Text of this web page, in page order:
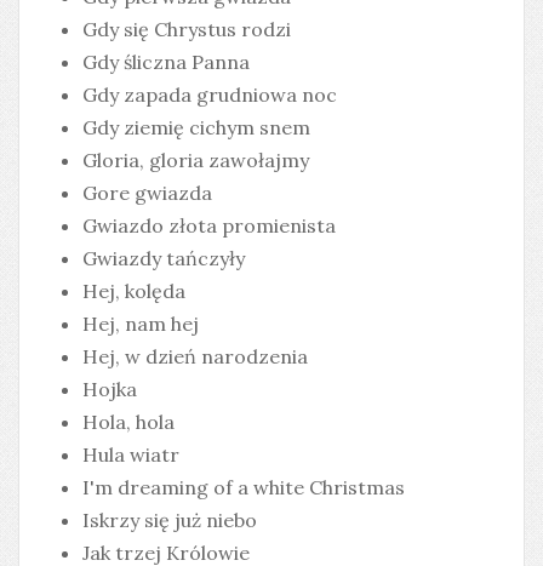
Gdy się Chrystus rodzi
Gdy śliczna Panna
Gdy zapada grudniowa noc
Gdy ziemię cichym snem
Gloria, gloria zawołajmy
Gore gwiazda
Gwiazdo złota promienista
Gwiazdy tańczyły
Hej, kolęda
Hej, nam hej
Hej, w dzień narodzenia
Hojka
Hola, hola
Hula wiatr
I'm dreaming of a white Christmas
Iskrzy się już niebo
Jak trzej Królowie